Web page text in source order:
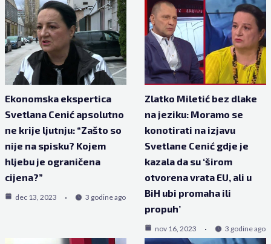
Ekonomska ekspertica
Svetlana Cenić apsolutno
ne krije ljutnju: “Zašto so
nije na spisku? Kojem
hljebu je ograničena
cijena?”
dec 13, 2023 3 godine ago
Zlatko Miletić bez dlake
na jeziku: Moramo se
konotirati na izjavu
Svetlane Cenić gdje je
kazala da su ‘širom
otvorena vrata EU, ali u
BiH ubi promaha ili
propuh’
nov 16, 2023 3 godine ago